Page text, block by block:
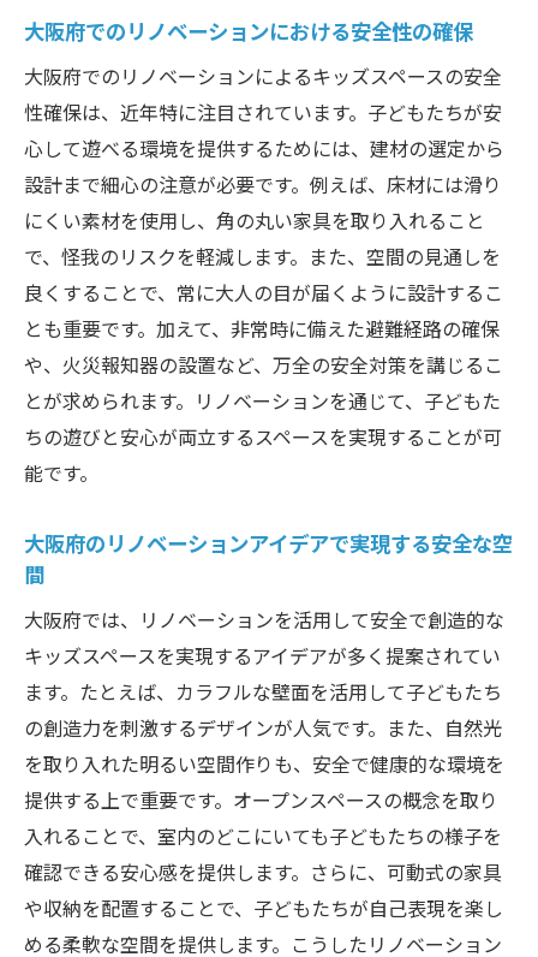
大阪府でのリノベーションにおける安全性の確保
大阪府でのリノベーションによるキッズスペースの安全
性確保は、近年特に注目されています。子どもたちが安
心して遊べる環境を提供するためには、建材の選定から
設計まで細心の注意が必要です。例えば、床材には滑り
にくい素材を使用し、角の丸い家具を取り入れること
で、怪我のリスクを軽減します。また、空間の見通しを
良くすることで、常に大人の目が届くように設計するこ
とも重要です。加えて、非常時に備えた避難経路の確保
や、火災報知器の設置など、万全の安全対策を講じるこ
とが求められます。リノベーションを通じて、子どもた
ちの遊びと安心が両立するスペースを実現することが可
能です。
大阪府のリノベーションアイデアで実現する安全な空
間
大阪府では、リノベーションを活用して安全で創造的な
キッズスペースを実現するアイデアが多く提案されてい
ます。たとえば、カラフルな壁面を活用して子どもたち
の創造力を刺激するデザインが人気です。また、自然光
を取り入れた明るい空間作りも、安全で健康的な環境を
提供する上で重要です。オープンスペースの概念を取り
入れることで、室内のどこにいても子どもたちの様子を
確認できる安心感を提供します。さらに、可動式の家具
や収納を配置することで、子どもたちが自己表現を楽し
める柔軟な空間を提供します。こうしたリノベーション